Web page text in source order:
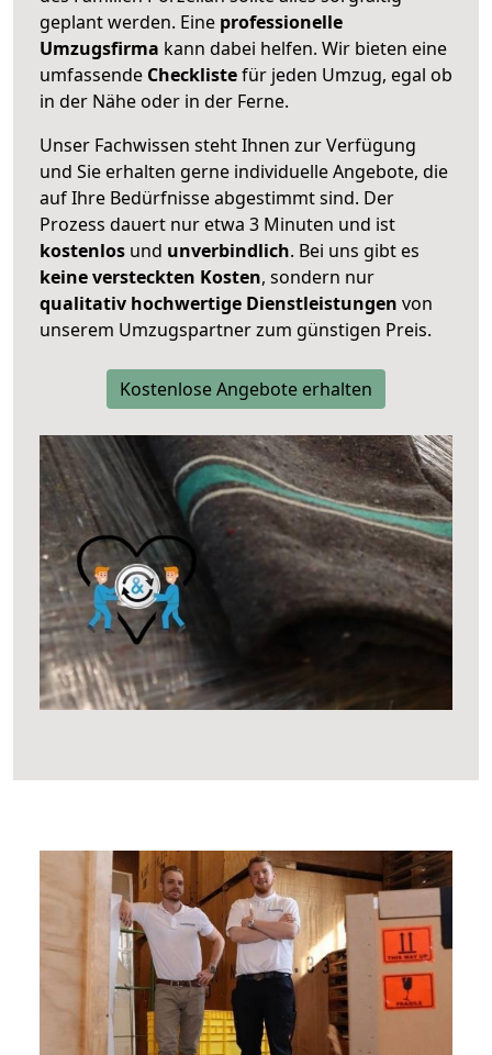
geplant werden. Eine professionelle
Umzugsfirma kann dabei helfen. Wir bieten eine
umfassende Checklistefür jeden Umzug, egal ob
in der Nähe oder in der Ferne.
Unser Fachwissen steht Ihnen zur Verfügung
und Sie erhalten gerne individuelle Angebote, die
auf Ihre Bedürfnisse abgestimmt sind. Der
Prozess dauert nur etwa 3 Minuten und ist
kostenlos und unverbindlich. Bei uns gibt es
keine versteckten Kosten, sondern nur
qualitativ hochwertige Dienstleistungen von
unserem Umzugspartner zum günstigen Preis.
Kostenlose Angebote erhalten